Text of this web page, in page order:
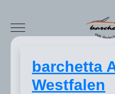
Mobile Menu Toggle
barchetta
Westfalen